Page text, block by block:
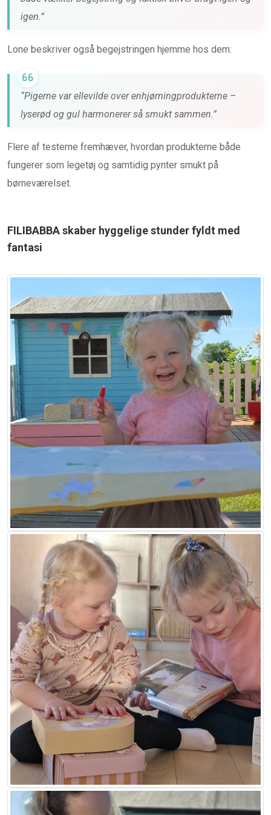
igen.”
Lone beskriver også begejstringen hjemme hos dem:
“Pigerne var ellevilde over enhjørningprodukterne –
lyserød og gul harmonerer så smukt sammen.”
Flere af testerne fremhæver, hvordan produkterne både
fungerer som legetøj og samtidig pynter smukt på
børneværelset.
FILIBABBA skaber hyggelige stunder fyldt med
fantasi